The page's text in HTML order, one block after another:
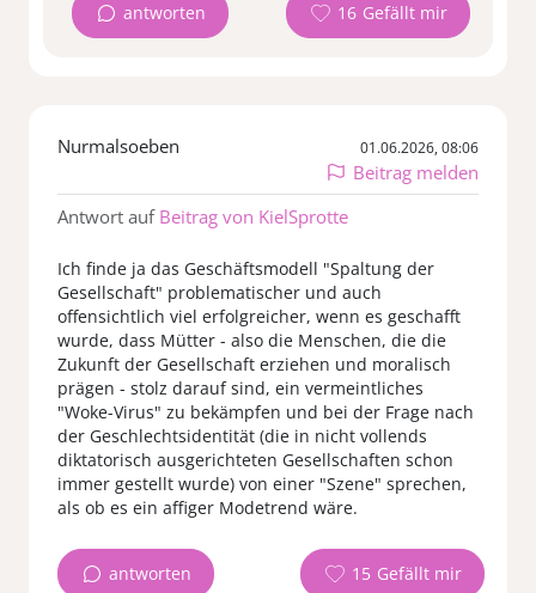
antworten 16
Nurmalsoeben 01.06.2026, 08:06
Beitrag melden
Antwort auf Beitrag von KielSprotte
Ich finde ja das Geschäftsmodell "Spaltung der
Gesellschaft" problematischer und auch
offensichtlich viel erfolgreicher, wenn es geschafft
wurde, dass Mütter - also die Menschen, die die
Zukunft der Gesellschaft erziehen und moralisch
prägen - stolz darauf sind, ein vermeintliches
"Woke-Virus" zu bekämpfen und bei der Frage nach
der Geschlechtsidentität (die in nicht vollends
diktatorisch ausgerichteten Gesellschaften schon
immer gestellt wurde) von einer "Szene" sprechen,
als ob es ein affiger Modetrend wäre.
antworten 15